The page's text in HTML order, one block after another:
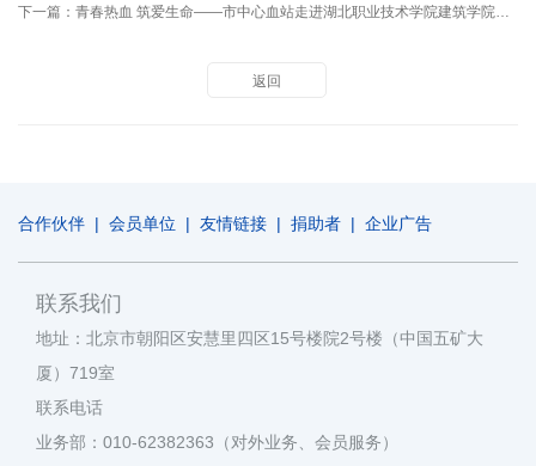
下一篇： 青春热血 筑爱生命——市中心血站走进湖北职业技术学院建筑学院开展无偿献血宣讲活动
返回
合作伙伴 | 会员单位 | 友情链接 | 捐助者 | 企业广告
联系我们
地址：北京市朝阳区安慧里四区15号楼院2号楼（中国五矿大
厦）719室
联系电话
业务部：010-62382363（对外业务、会员服务）